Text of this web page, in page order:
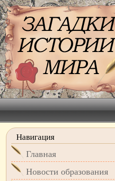
Навигация
Главная
Новости образования